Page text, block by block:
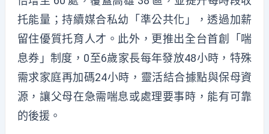
托能量；持續媒合私幼「準公共化」，透過加薪
留住優質托育人才。此外，更推出全台首創「喘
息券」制度，0至6歲家長每年發放48小時，特殊
需求家庭再加碼24小時，靈活結合據點與保母資
源，讓父母在急需喘息或處理要事時，能有可靠
的後援。